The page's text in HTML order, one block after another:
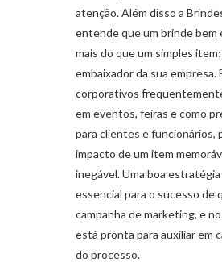
atenção. Além disso a
entende que um brinde bem
mais do que um simples
embaixador da sua empresa.
corporativos
em eventos, feiras e como
para clientes e funcionários,
impacto de um item
inegável. Uma boa
essencial para o sucesso de
campanha de marketing, e
está pronta para auxiliar em
do processo.